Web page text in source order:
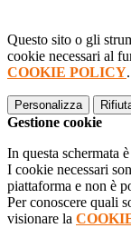
Questo sito o gli
cookie necessari al
COOKIE POLICY.
Personalizza
Gestione cookie
In questa schermata
I cookie necessari
piattaforma e non è
Per conoscere quali
visionare la